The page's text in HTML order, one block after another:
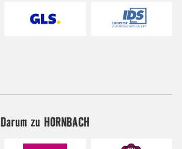
Darum zu HORNBACH